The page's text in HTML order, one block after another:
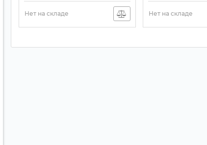
Нет на складе Нет на складе